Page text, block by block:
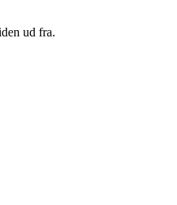
ud fra.